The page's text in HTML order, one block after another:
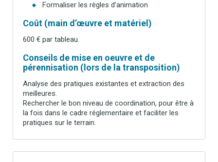
Formaliser les règles d’animation
Coût (main d’œuvre et matériel)
600 € par tableau.
Conseils de mise en oeuvre et de
pérennisation (lors de la transposition)
Analyse des pratiques existantes et extraction des
meilleures.
Rechercher le bon niveau de coordination, pour être à
la fois dans le cadre réglementaire et faciliter les
pratiques sur le terrain.